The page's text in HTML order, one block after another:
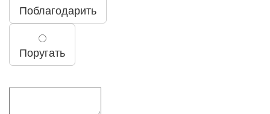
Поблагодарить
Поругать